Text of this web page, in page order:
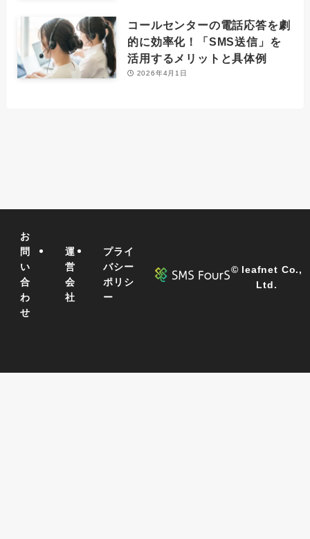
コールセンターの電話応答を劇
的に効率化！「SMS送信」を
活用するメリットと具体例
2026年4月1日
お
問
い
合
わ
せ
運
営
会
社
プライ
バシー
ポリシ
ー
© leafnet Co.,
Ltd.